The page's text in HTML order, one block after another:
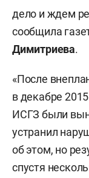
дело и ждем
сообщила
Димитриева.
«После
в декабре
ИСГЗ были
устранил
об этом, но
спустя